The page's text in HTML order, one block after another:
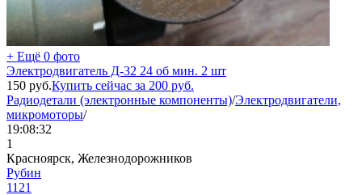
+ Ещё 0 фото
Электродвигатель Д-32 24 об мин. 2 шт
150 руб.Купить сейчас за 200 руб.
Радиодетали (электронные компоненты)/Электродвигатели,
микромоторы/
19:08:32
1
Красноярск, Железнодорожников
Рубин
1121